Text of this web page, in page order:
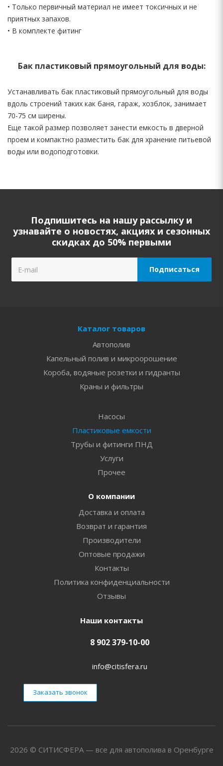
• Только первичный материал не имеет токсичных и не
приятных запахов.
• В комплекте фитинг
Бак пластиковый прямоугольный для воды:
Устанавливать бак пластиковый прямоугольный для воды
вдоль строений таких как баня, гараж, хозблок, занимает
70-75 см ширены.
Еще такой размер позволяет занести емкость в дверной
проем и компактно разместить бак для хранение питьевой
воды или водоподготовки.
Подпишитесь на нашу рассылку и
узнавайте о новостях, акциях и сезонных
скидках до 50% первыми
Каталог товаров
Автополив
Капельный полив и микроорошение
Короба, водяные розетки и гидранты
Краны и фильтры
Насосы
Пластиковые емкости
Трубы и фитинги ПНД
Услуги
Прочее
О компании
Доставка и оплата
Возврат и гарантия
Производители
Оптовые продажи
Контакты
Политика конфиденциальности
Отзывы
Наши контакты
8 902 379-10-00
info@citisfera.ru
Заказать звонок
2026 © СИТИСФЕРА — все для автополива в Оренбурге